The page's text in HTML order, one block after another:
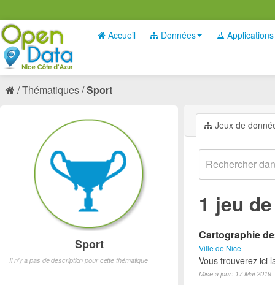
Accueil Données Applications
Thématiques Sport
Jeux de
1 jeu
Cartographie
Ville de Nice
Vous trouverez ici
Mise à jour: 17 Mai 2019
Sport
Il n'y a pas de description pour cette thématique